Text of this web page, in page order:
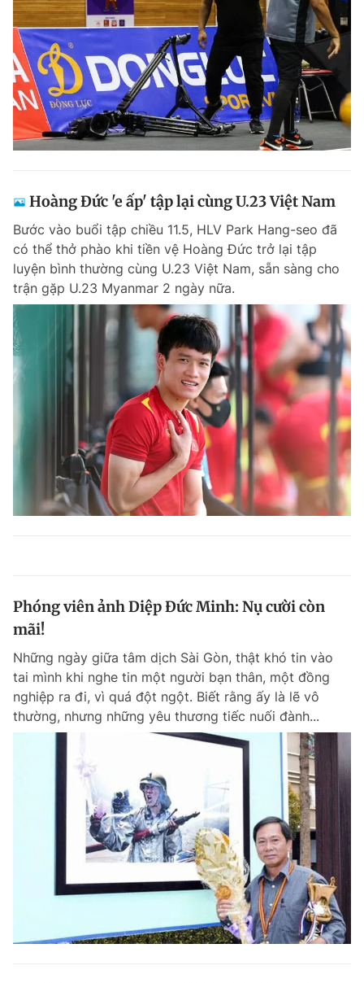
Hoàng Đức 'e ấp' tập lại cùng U.23 Việt Nam
Bước vào buổi tập chiều 11.5, HLV Park Hang-seo đã
có thể thở phào khi tiền vệ Hoàng Đức trở lại tập
luyện bình thường cùng U.23 Việt Nam, sẵn sàng cho
trận gặp U.23 Myanmar 2 ngày nữa.
Phóng viên ảnh Diệp Đức Minh: Nụ cười còn
mãi!
Những ngày giữa tâm dịch Sài Gòn, thật khó tin vào
tai mình khi nghe tin một người bạn thân, một đồng
nghiệp ra đi, vì quá đột ngột. Biết rằng ấy là lẽ vô
thường, nhưng những yêu thương tiếc nuối đành...